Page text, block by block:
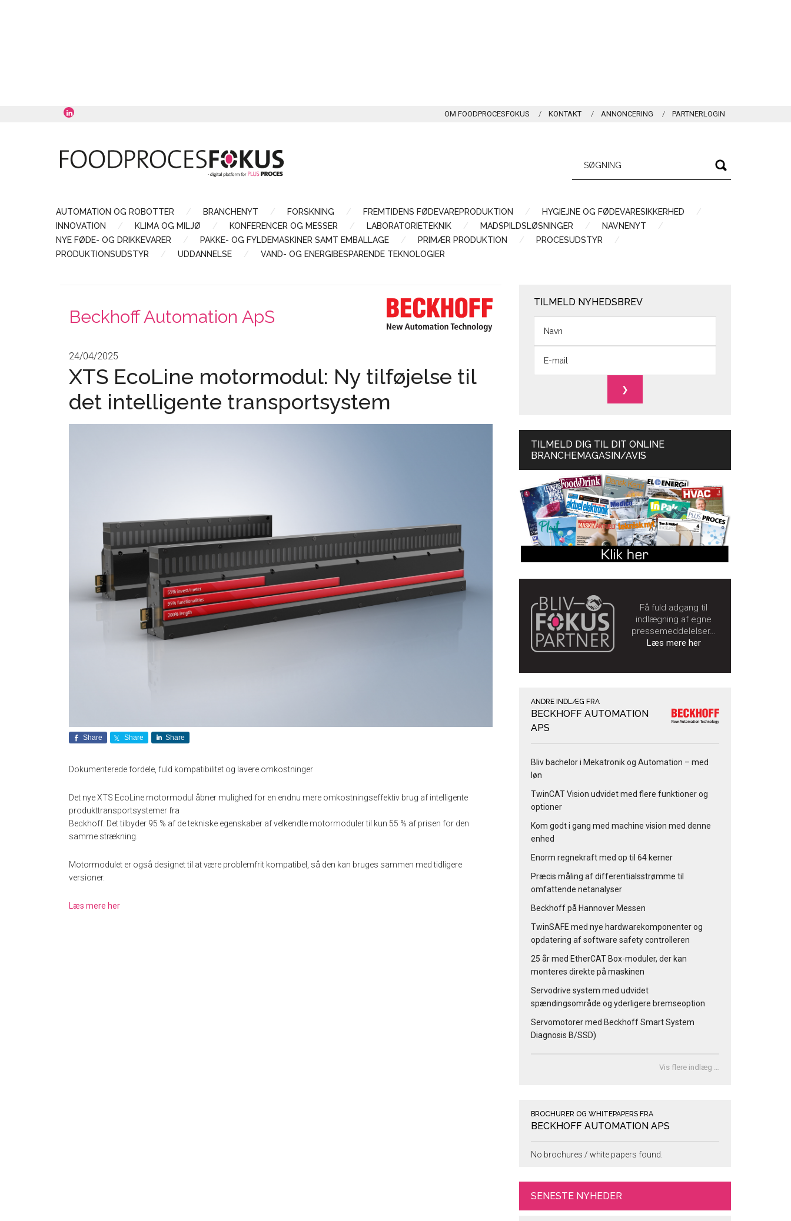
OM FOODPROCESFOKUS KONTAKT ANNONCERING PARTNERLOGIN
AUTOMATION OG ROBOTTER BRANCHENYT FORSKNING FREMTIDENS FØDEVAREPRODUKTION
HYGIEJNE OG FØDEVARESIKKERHED
INNOVATION
KLIMA OG MILJØ KONFERENCER OG MESSER LABORATORIETEKNIK MADSPILDSLØSNINGER
NAVNENYT
NYE FØDE- OG DRIKKEVARER
PAKKE- OG FYLDEMASKINER SAMT EMBALLAGE PRIMÆR PRODUKTION
PROCESUDSTYR
PRODUKTIONSUDSTYR
UDDANNELSE VAND- OG ENERGIBESPARENDE TEKNOLOGIER
Beckhoff Automation ApS
24/04/2025
XTS EcoLine motormodul: Ny tilføjelse til
det intelligente transportsystem
Share Share Share
Dokumenterede fordele, fuld kompatibilitet og lavere omkostninger
Det nye XTS EcoLine motormodul åbner mulighed for en endnu mere omkostningseffektiv brug af intelligente
produkttransportsystemer fra
Beckhoff. Det tilbyder 95 % af de tekniske egenskaber af velkendte motormoduler til kun 55 % af prisen for den
samme strækning.
Motormodulet er også designet til at være problemfrit kompatibel, så den kan bruges sammen med tidligere
versioner.
Læs mere her
TILMELD NYHEDSBREV
TILMELD DIG TIL DIT ONLINE
BRANCHEMAGASIN/AVIS
Få fuld adgang til
indlægning af egne
pressemeddelelser…
Læs mere her
ANDRE INDLÆG FRA
BECKHOFF AUTOMATION
APS
Bliv bachelor i Mekatronik og Automation – med
løn
TwinCAT Vision udvidet med flere funktioner og
optioner
Kom godt i gang med machine vision med denne
enhed
Enorm regnekraft med op til 64 kerner
Præcis måling af differentialsstrømme til
omfattende netanalyser
Beckhoff på Hannover Messen
TwinSAFE med nye hardwarekomponenter og
opdatering af software safety controlleren
25 år med EtherCAT Box-moduler, der kan
monteres direkte på maskinen
Servodrive system med udvidet
spændingsområde og yderligere bremseoption
Servomotorer med Beckhoff Smart System
Diagnosis B/SSD)
Vis flere indlæg …
BROCHURER OG WHITEPAPERS FRA
BECKHOFF AUTOMATION APS
No brochures / white papers found.
SENESTE NYHEDER